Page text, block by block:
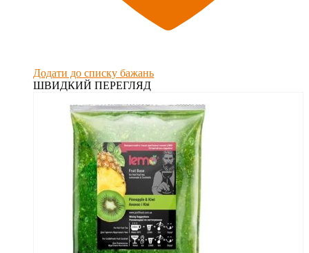
Додати до списку бажань
ШВИДКИЙ ПЕРЕГЛЯД